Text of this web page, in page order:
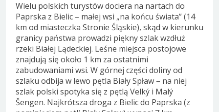
Wielu polskich turystów dociera na nartach do
Paprska z Bielic – małej wsi „na końcu świata” (14
km od miasteczka Stronie Śląskie), skąd w kierunku
granicy państwa prowadzi piękny szlak wzdłuż
rzeki Białej Lądeckiej. Leśne miejsca postojowe
znajdują się około 1 km za ostatnimi
zabudowaniami wsi. W górnej części doliny od
szlaku odbija w lewo pętla Biały Spław – na niej
szlak polski spotyka się z pętlą Velký i Malý
Šengen. Najkrótsza droga z Bielic do Paprska (z